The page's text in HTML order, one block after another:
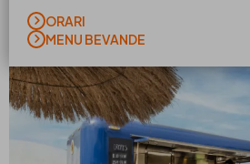
ORARI
MENU BEVANDE